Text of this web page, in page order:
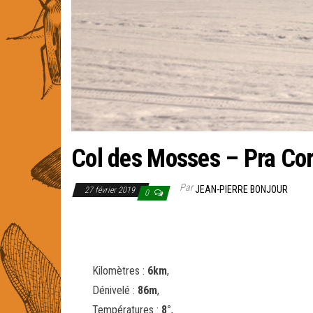
Col des Mosses – Pra
27 février 2019 0 ParJEAN-PIERRE BONJOUR
Kilomètres : 6km,
Dénivelé : 86m,
Températures : 8°,